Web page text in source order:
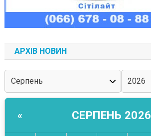
АРХІВ НОВИН
« СЕРПЕНЬ 2026